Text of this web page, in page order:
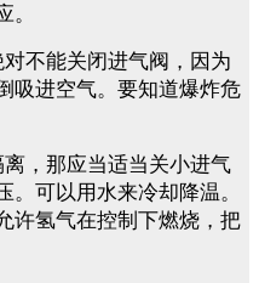
不能关闭进气阀，因为
吸进空气。要知道爆炸危
，那应当适当关小进气
可以用水来冷却降温。
许氢气在控制下燃烧，把